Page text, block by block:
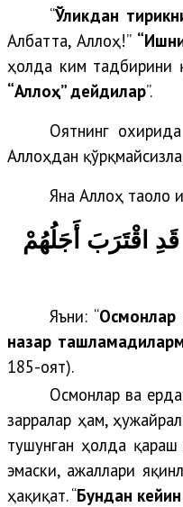
“Ўликдан
Албатта, Аллоҳ!”
ҳолда ким тадбирини
“Аллоҳ” дейдилар”.
Оятнинг
Аллоҳдан
Яна Аллоҳ таоло
اقْتَرَبَ أَجَلُهُمْ
Яъни: “Осмонлар
назар
185-оят).
Осмонлар ва
зарралар ҳам,
тушунган ҳолда
эмаски, ажаллари
ҳақиқат. “Бундан